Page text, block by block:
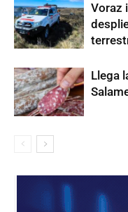
Voraz
Llega